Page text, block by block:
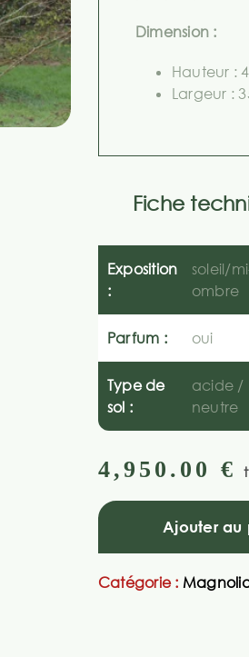
Dimension :
Hauteur :
Largeur :
Fiche
Exposition
:
soleil/
ombre
Parfum : oui
Type de
sol :
acide /
neutre
4,950.00 €
Ajouter au
Catégorie :